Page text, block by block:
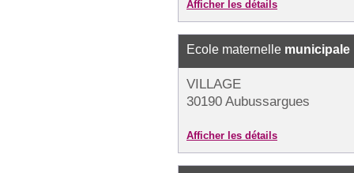
Afficher les détails
Ecole maternelle municipale
VILLAGE
30190 Aubussargues
Afficher les détails